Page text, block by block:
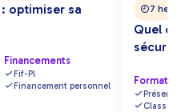
optimiser sa
Financements
Fif-Pl
Financement personnel
7
Quel
sécuriser
Formats
Présentiel
Classe